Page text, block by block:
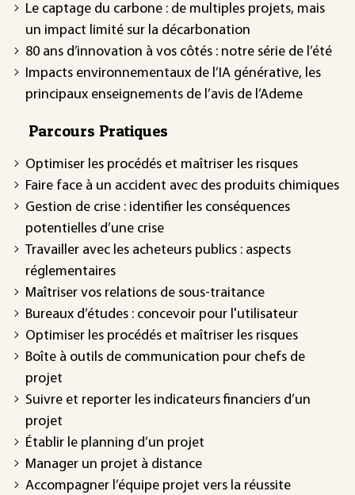
Le captage du carbone : de multiples projets, mais
un impact limité sur la décarbonation
80 ans d’innovation à vos côtés : notre série de l’été
Impacts environnementaux de l’IA générative, les
principaux enseignements de l’avis de l’Ademe
Parcours Pratiques
Optimiser les procédés et maîtriser les risques
Faire face à un accident avec des produits chimiques
Gestion de crise : identifier les conséquences
potentielles d’une crise
Travailler avec les acheteurs publics : aspects
réglementaires
Maîtriser vos relations de sous-traitance
Bureaux d’études : concevoir pour l'utilisateur
Optimiser les procédés et maîtriser les risques
Boîte à outils de communication pour chefs de
projet
Suivre et reporter les indicateurs financiers d’un
projet
Établir le planning d’un projet
Manager un projet à distance
Accompagner l’équipe projet vers la réussite